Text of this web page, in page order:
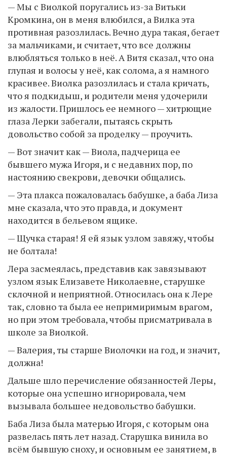
— Мы с Виолкой поругались из-за Витьки
Кромкина, он в меня влюбился, а Вилка эта
противная разозлилась. Вечно дура такая, бегает
за мальчиками, и считает, что все должны
влюбляться только в неё. А Витя сказал, что она
глупая и волосы у неё, как солома, а я намного
красивее. Виолка разозлилась и стала кричать,
что я подкидыш, и родители меня удочерили
из жалости. Пришлось ее немного — хитрющие
глаза Лерки забегали, пытаясь скрыть
довольство собой за проделку — проучить.
— Вот значит как — Виола, падчерица ее
бывшего мужа Игоря, и с недавних пор, по
настоянию свекрови, девочки общались.
— Эта плакса пожаловалась бабушке, а баба Лиза
мне сказала, что это правда, и документ
находится в бельевом ящике.
— Щучка старая! Я ей язык узлом завяжу, чтобы
не болтала!
Лера засмеялась, представив как завязывают
узлом язык Елизавете Николаевне, старушке
склочной и неприятной. Относилась она к Лере
так, словно та была ее непримиримым врагом,
но при этом требовала, чтобы присматривала в
школе за Виолкой.
— Валерия, ты старше Виолочки на год, и значит,
должна!
Дальше шло перечисление обязанностей Леры,
которые она успешно игнорировала, чем
вызывала большее недовольство бабушки.
Баба Лиза была матерью Игоря, с которым она
развелась пять лет назад. Старушка винила во
всём бывшую сноху, и основным ее занятием, в